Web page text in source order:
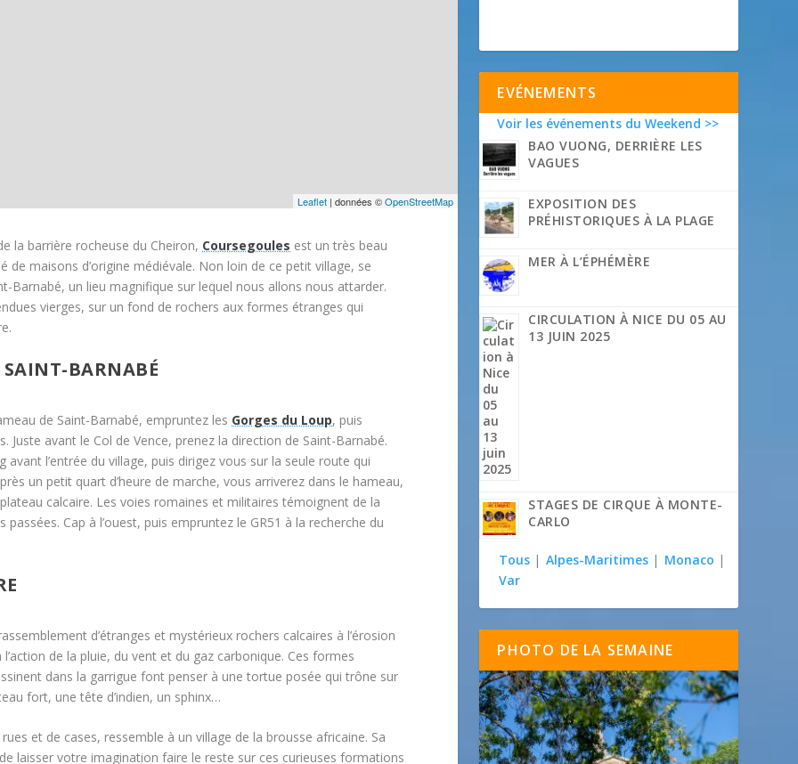
Leaflet | données ©OpenStreetMap
la barrière rocheuse du Cheiron, Coursegoules est un très beau
de maisons d’origine médiévale. Non loin de ce petit village, se
Barnabé, un lieu magnifique sur lequel nous allons nous attarder.
vierges, sur un fond de rochers aux formes étranges qui
BARNABÉ
de Saint-Barnabé, empruntez les Gorges du Loup, puis
Juste avant le Col de Vence, prenez la direction de Saint-Barnabé.
avant l’entrée du village, puis dirigez vous sur la seule route qui
un petit quart d’heure de marche, vous arriverez dans le hameau,
calcaire. Les voies romaines et militaires témoignent de la
passées. Cap à l’ouest, puis empruntez le GR51 à la recherche du
d’étranges et mystérieux rochers calcaires à l’érosion
de la pluie, du vent et du gaz carbonique. Ces formes
dans la garrigue font penser à une tortue posée qui trône sur
fort, une tête d’indien, un sphinx…
et de cases, ressemble à un village de la brousse africaine. Sa
laisser votre imagination faire le reste sur ces curieuses formations
EVÉNEMENTS
Voir les événements du Weekend >>
BAO VUONG, DERRIÈRE LES
VAGUES
EXPOSITION DES
PRÉHISTORIQUES À LA PLAGE
MER À L’ÉPHÉMÈRE
CIRCULATION À NICE DU 05 AU
13 JUIN 2025
STAGES DE CIRQUE À MONTE-
CARLO
Tous | Alpes-Maritimes | Monaco |
Var
PHOTO DE LA SEMAINE